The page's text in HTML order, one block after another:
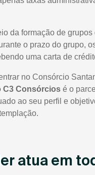
da formação de
o prazo do grupo,
uma carta de
no Consórcio
C3 Consórcios é o
ao seu perfil e
atua em